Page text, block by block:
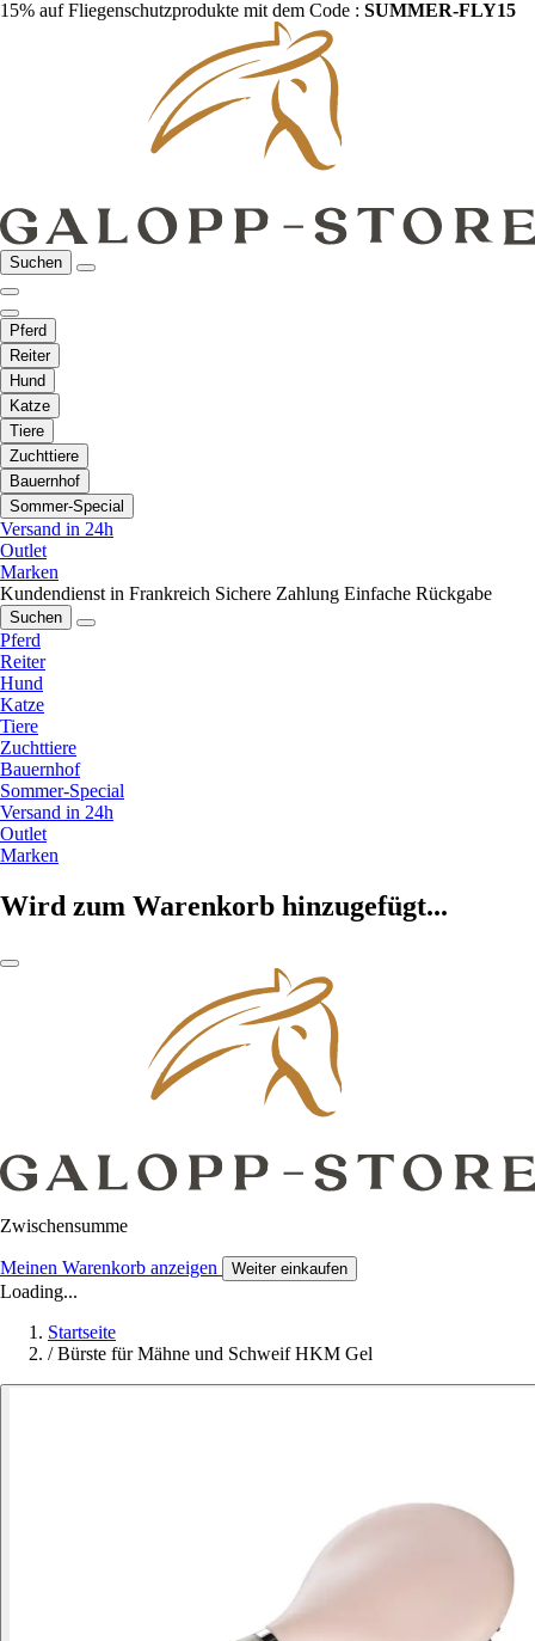
15% auf Fliegenschutzprodukte mit dem Code : SUMMER-FLY15
Suchen
Pferd
Reiter
Hund
Katze
Tiere
Zuchttiere
Bauernhof
Sommer-Special
Versand in 24h
Outlet
Marken
Kundendienst in Frankreich Sichere Zahlung Einfache Rückgabe
Suchen
Pferd
Reiter
Hund
Katze
Tiere
Zuchttiere
Bauernhof
Sommer-Special
Versand in 24h
Outlet
Marken
Wird zum Warenkorb hinzugefügt...
Zwischensumme
Meinen Warenkorb anzeigen Weiter einkaufen
Loading...
Startseite
/ Bürste für Mähne und Schweif HKM Gel